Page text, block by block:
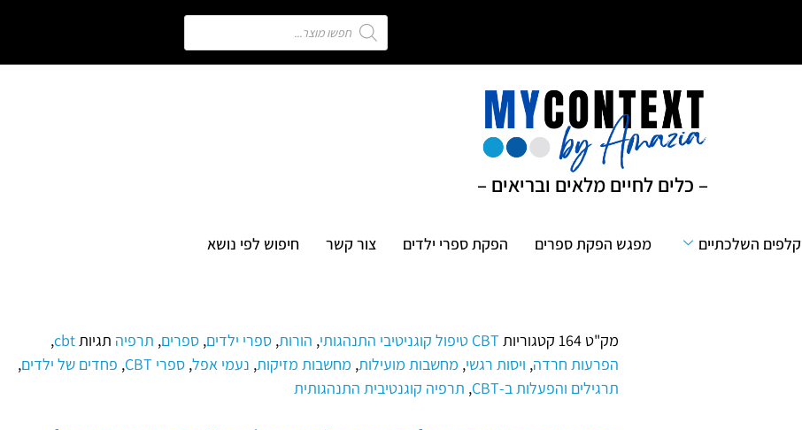
– כלים לחיים מלאים ובריאים –
קלפים השלכתיים מפגש הפקת ספרים הפקת ספרי ילדים צור קשר חיפוש לפי נושא
מק"ט164 קטגוריות CBT טיפול קוגניטיבי התנהגותי , הורות,ספרי ילדים,ספרים, תרפיה תגיותcbt
,
הפרעות חרדה, ויסות רגשי, מחשבות מועילות, מחשבות מזיקות, נעמי אפל,ספרי CBT , פחדים של ילדים,
תרגילים והפעלות ב-CBT
, תרפיה קוגנטיבית התנהגותית